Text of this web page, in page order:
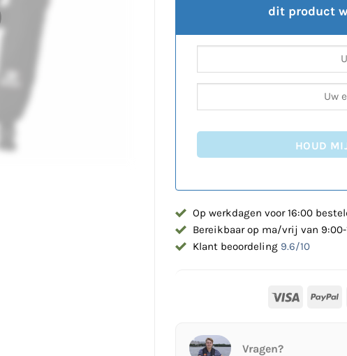
dit product
HOUD
Op werkdagen voor 16:00
Bereikbaar op ma/vrij van 9:00-
Klant beoordeling 9.6/10
Visa
Vragen?